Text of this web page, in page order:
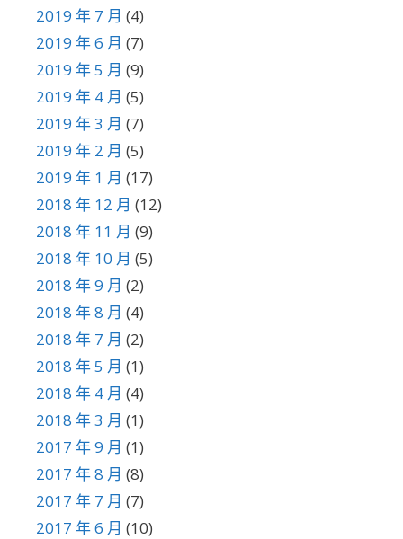
2019 年 7 月 (4)
2019 年 6 月 (7)
2019 年 5 月 (9)
2019 年 4 月 (5)
2019 年 3 月 (7)
2019 年 2 月 (5)
2019 年 1 月 (17)
2018 年 12 月 (12)
2018 年 11 月 (9)
2018 年 10 月 (5)
2018 年 9 月 (2)
2018 年 8 月 (4)
2018 年 7 月 (2)
2018 年 5 月 (1)
2018 年 4 月 (4)
2018 年 3 月 (1)
2017 年 9 月 (1)
2017 年 8 月 (8)
2017 年 7 月 (7)
2017 年 6 月 (10)